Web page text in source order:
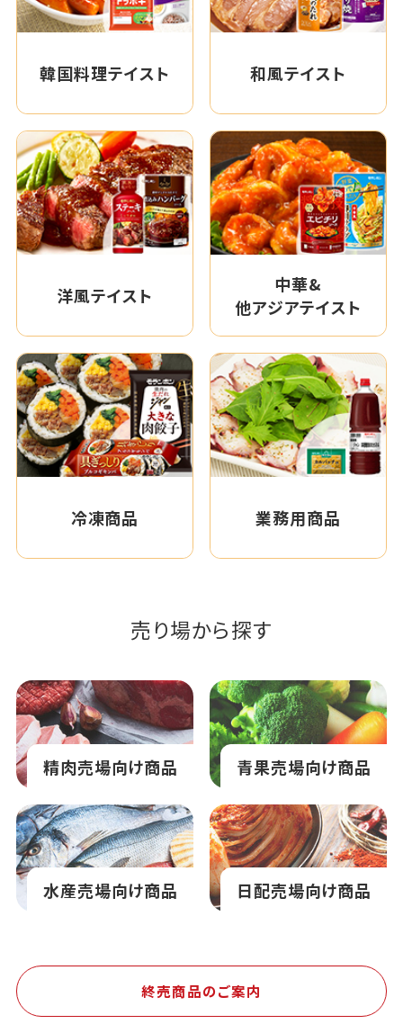
韓国料理テイスト 和風テイスト
洋風テイスト
中華&
他アジアテイスト
冷凍商品 業務用商品
売り場から探す
精肉売場向け商品 青果売場向け商品
水産売場向け商品 日配売場向け商品
終売商品のご案内